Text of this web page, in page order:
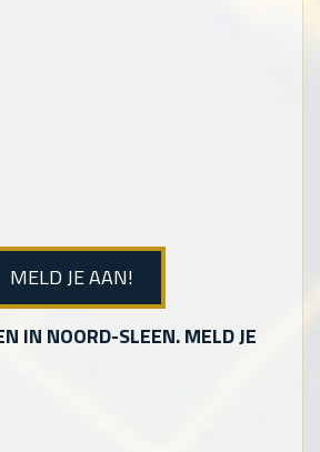
MELD JE AAN!
IN NOORD-SLEEN. MELD JE